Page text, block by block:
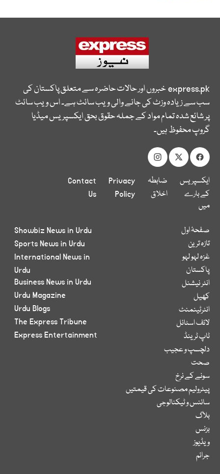
express.pkخبروں اور حالات حاضرہ سے متعلق پاکستان کی
سب سے زیادہ وزٹ کی جانے والی ویب سائٹ ہے۔ اس ویب سائٹ
پر شائع شدہ تمام مواد کے جملہ حقوق بحق ایکسپریس میڈیا
گروپ محفوظ ہیں۔
ایکسپریس
کے بارے
میں
ضابطہ
اخلاق
Privacy
Policy
Contact
Us
صفحۂ اول
تازہ ترین
غزہ لہو لہو
پاکستان
انٹر نیشنل
کھیل
انٹرٹینمنٹ
لائف اسٹائل
ٹاپ ٹرینڈ
دلچسپ و عجیب
صحت
سونے کے نرخ
پیٹرولیم مصنوعات کی قیمتیں
سائنس و ٹیکنالوجی
بلاگ
بزنس
ویڈیوز
جرائم
Showbiz News in Urdu
Sports News in Urdu
International News in
Urdu
Business News in Urdu
Urdu Magazine
Urdu Blogs
The Express Tribune
Express Entertainment